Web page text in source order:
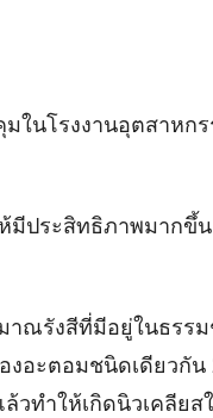
ในโรงงานอุตสาหก
มีประสิทธิภาพมากขึ้น
าณรังสีที่มีอยู่ในธรร
งอะตอมชนิดเดียวกัน
วทำให้เกิดนิวเคลียส